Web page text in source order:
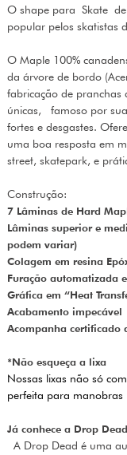
O shape para Skate
popular pelos skatistas
O Maple 100%
da árvore de bordo
fabricação de pranchas
únicas, famoso por
fortes e desgastes.
uma boa resposta em
street, skatepark, e
Construção:
7 Lâminas de Hard
Lâminas superior e
podem variar)
Colagem em resina
Furação automatizada
Gráfica em “Heat
Acabamento impecável
Acompanha certificado
*Não esqueça a lixa
Nossas lixas não só
perfeita para manobras
Já conhece a Drop
A Drop Dead é uma